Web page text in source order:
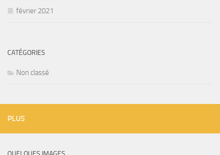
février 2021
CATÉGORIES
Non classé
PLUS